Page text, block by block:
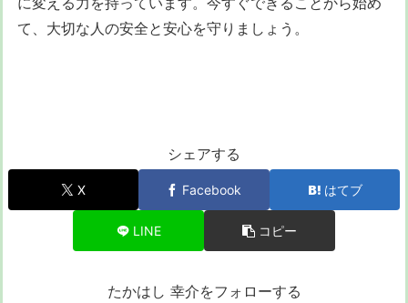
て、大切な人の安全と安心を守りましょう。
シェアする
X Facebook はてブ
LINE コピー
たかはし 幸介をフォローする